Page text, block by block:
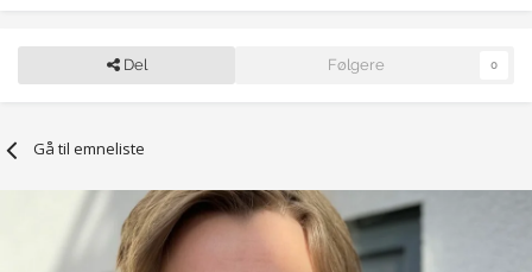
Del Følgere 0
Gå til emneliste